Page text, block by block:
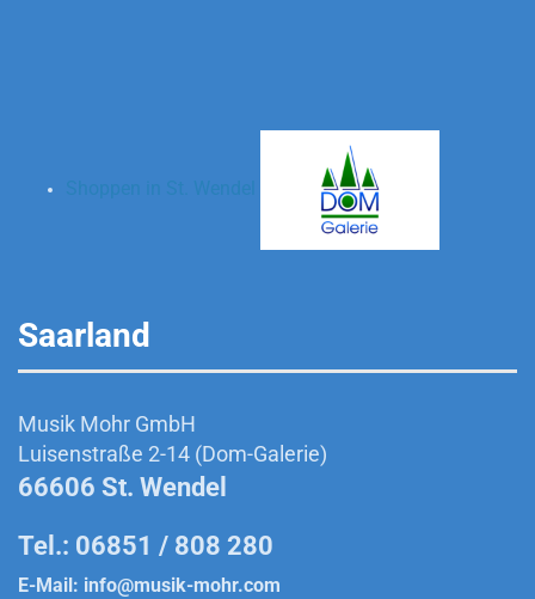
Saarland
Musik Mohr GmbH
Luisenstraße 2-14 (Dom-Galerie)
66606 St. Wendel
Tel.: 06851 / 808 280
E-Mail: info@musik-mohr.com